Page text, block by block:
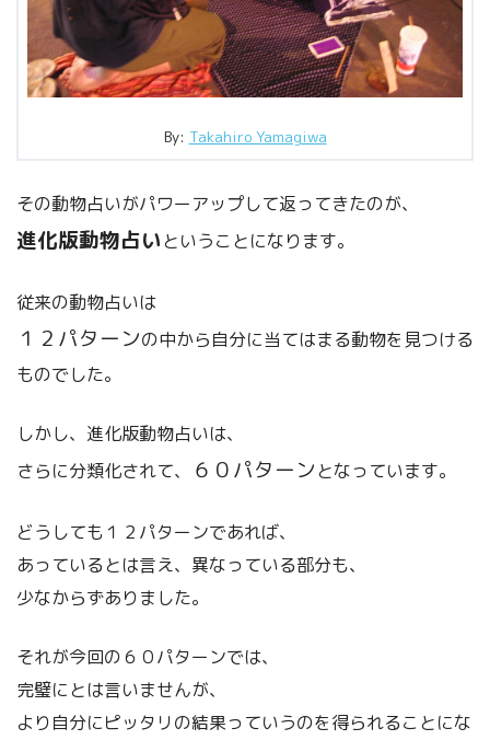
By: Takahiro Yamagiwa
その動物占いがパワーアップして返ってきたのが、
進化版動物占いということになります。
従来の動物占いは
１２パターンの中から自分に当てはまる動物を見つける
ものでした。
しかし、進化版動物占いは、
さらに分類化されて、
６０パターンとなっています。
どうしても１２パターンであれば、
あっているとは言え、異なっている部分も、
少なからずありました。
それが今回の６０パターンでは、
完璧にとは言いませんが、
より自分にピッタリの結果っていうのを得られることにな